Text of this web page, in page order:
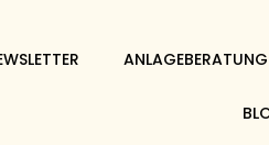
ANLAGEBERATUNG